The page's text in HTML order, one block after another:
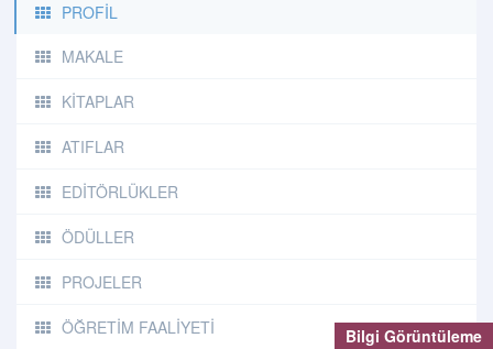
Bilgi Görüntüleme
PROFİL
MAKALE
KİTAPLAR
ATIFLAR
EDİTÖRLÜKLER
ÖDÜLLER
PROJELER
ÖĞRETİM FAALİYETİ